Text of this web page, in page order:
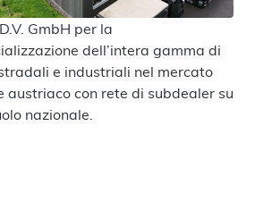
GmbH per la
dell’intera gamma di
e industriali nel mercato
austriaco con rete di subdealer su
nazionale.